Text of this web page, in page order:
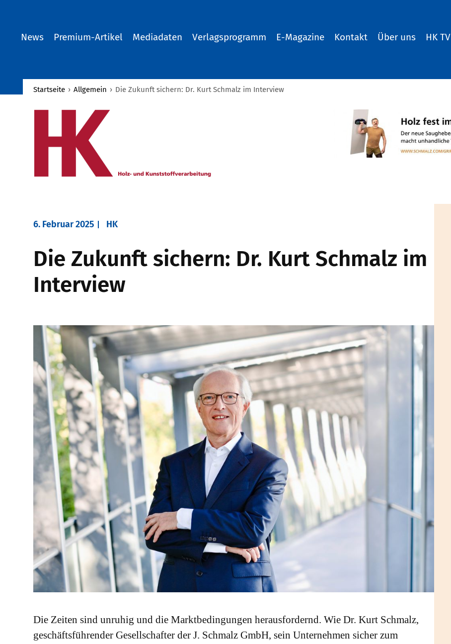
News Premium-Artikel Mediadaten Verlagsprogramm E-Magazine Kontakt Über uns HK TV
Startseite › Allgemein › Die Zukunft sichern: Dr. Kurt Schmalz im Interview
6. Februar 2025 HK
Die Zukunft sichern: Dr. Kurt Schmalz im
Interview
Die Zeiten sind unruhig und die Marktbedingungen herausfordernd. Wie Dr. Kurt Schmalz,
geschäftsführender Gesellschafter der J. Schmalz GmbH, sein Unternehmen sicher zum